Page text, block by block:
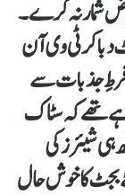
شمار نہ کرے۔
دباکر ٹی وی آن
فرطِ جذبات سے
تھے کہ سٹاک
ہی شیئرز کی
بجٹ کا خوش حال